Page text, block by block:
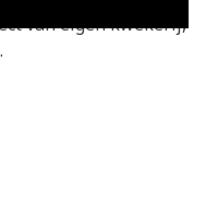
van eigen kwekerij,